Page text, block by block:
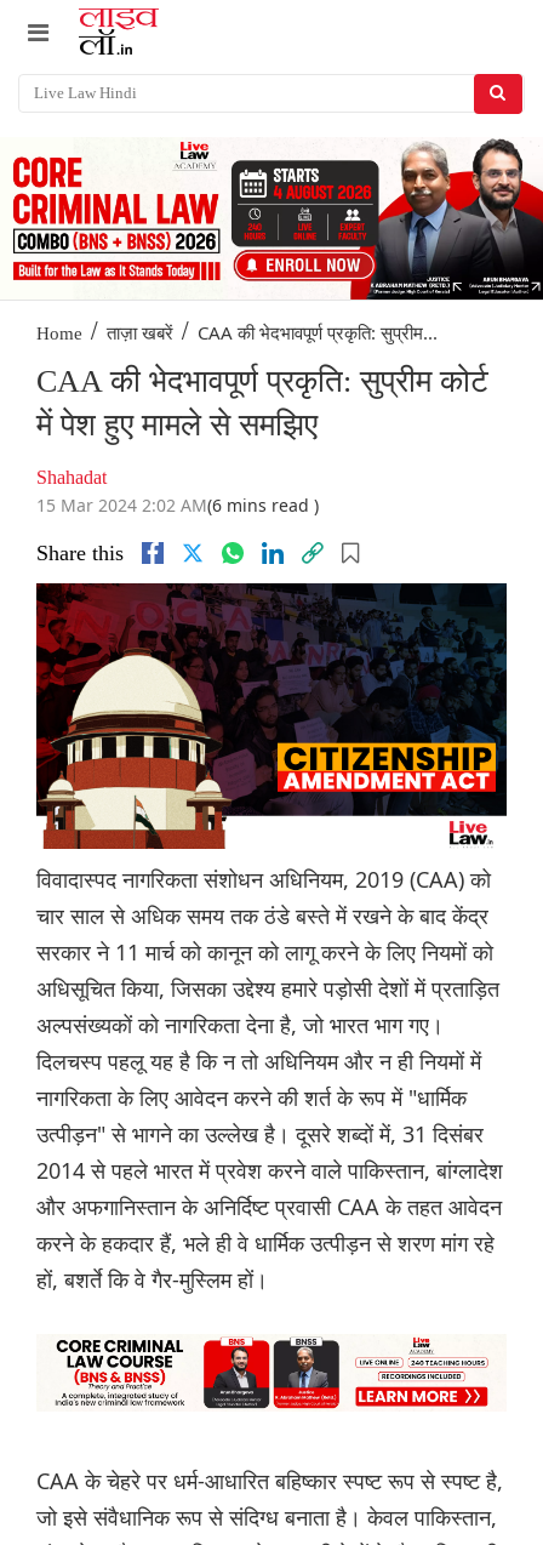
Home / ताज़ा खबरें / CAA की भेदभावपूर्ण प्रकृति: सुप्रीम...
CAA की भेदभावपूर्ण प्रकृति: सुप्रीम कोर्ट
में पेश हुए मामले से समझिए
Shahadat
15 Mar 2024 2:02 AM(6 mins read )
Share this
विवादास्पद नागरिकता संशोधन अधिनियम, 2019 (CAA) को
चार साल से अधिक समय तक ठंडे बस्ते में रखने के बाद केंद्र
सरकार ने 11 मार्च को कानून को लागू करने के लिए नियमों को
अधिसूचित किया, जिसका उद्देश्य हमारे पड़ोसी देशों में प्रताड़ित
अल्पसंख्यकों को नागरिकता देना है, जो भारत भाग गए।
दिलचस्प पहलू यह है कि न तो अधिनियम और न ही नियमों में
नागरिकता के लिए आवेदन करने की शर्त के रूप में "धार्मिक
उत्पीड़न" से भागने का उल्लेख है। दूसरे शब्दों में, 31 दिसंबर
2014 से पहले भारत में प्रवेश करने वाले पाकिस्तान, बांग्लादेश
और अफगानिस्तान के अनिर्दिष्ट प्रवासी CAA के तहत आवेदन
करने के हकदार हैं, भले ही वे धार्मिक उत्पीड़न से शरण मांग रहे
हों, बशर्ते कि वे गैर-मुस्लिम हों।
CAA के चेहरे पर धर्म-आधारित बहिष्कार स्पष्ट रूप से स्पष्ट है,
जो इसे संवैधानिक रूप से संदिग्ध बनाता है। केवल पाकिस्तान,